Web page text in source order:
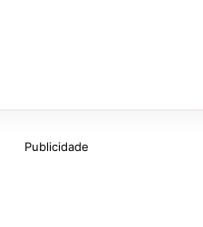
Publicidade